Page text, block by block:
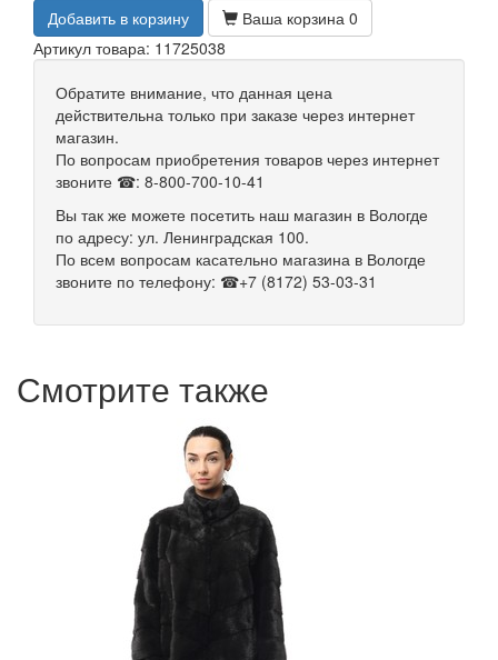
Добавить в корзину
Ваша корзина 0
Артикул товара: 11725038
Обратите внимание, что данная цена
действительна только при заказе через интернет
магазин.
По вопросам приобретения товаров через интернет
звоните ☎: 8-800-700-10-41
Вы так же можете посетить наш магазин в Вологде
по адресу: ул. Ленинградская 100.
По всем вопросам касательно магазина в Вологде
звоните по телефону: ☎+7 (8172) 53-03-31
Смотрите также